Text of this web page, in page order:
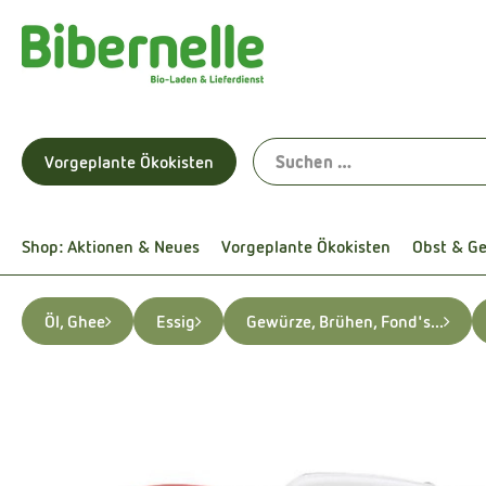
Vorgeplante Ökokisten
Shop: Aktionen & Neues Vorgeplante Ökokisten Obst &
Öl, Ghee Essig Gewürze, Brühen, Fond's...